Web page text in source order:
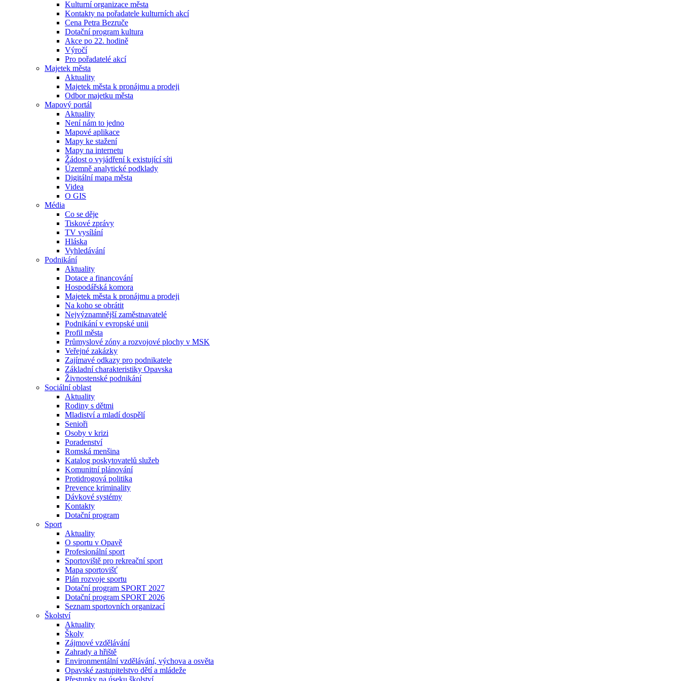
Kulturní organizace města
Kontakty na pořadatele kulturních akcí
Cena Petra Bezruče
Dotační program kultura
Akce po 22. hodině
Výročí
Pro pořadatelé akcí
Majetek města
Aktuality
Majetek města k pronájmu a prodeji
Odbor majetku města
Mapový portál
Aktuality
Není nám to jedno
Mapové aplikace
Mapy ke stažení
Mapy na internetu
Žádost o vyjádření k existující síti
Územně analytické podklady
Digitální mapa města
Videa
O GIS
Média
Co se děje
Tiskové zprávy
TV vysílání
Hláska
Vyhledávání
Podnikání
Aktuality
Dotace a financování
Hospodářská komora
Majetek města k pronájmu a prodeji
Na koho se obrátit
Nejvýznamnější zaměstnavatelé
Podnikání v evropské unii
Profil města
Průmyslové zóny a rozvojové plochy v MSK
Veřejné zakázky
Zajímavé odkazy pro podnikatele
Základní charakteristiky Opavska
Živnostenské podnikání
Sociální oblast
Aktuality
Rodiny s dětmi
Mladiství a mladí dospělí
Senioři
Osoby v krizi
Poradenství
Romská menšina
Katalog poskytovatelů služeb
Komunitní plánování
Protidrogová politika
Prevence kriminality
Dávkové systémy
Kontakty
Dotační program
Sport
Aktuality
O sportu v Opavě
Profesionální sport
Sportoviště pro rekreační sport
Mapa sportovišť
Plán rozvoje sportu
Dotační program SPORT 2027
Dotační program SPORT 2026
Seznam sportovních organizací
Školství
Aktuality
Školy
Zájmové vzdělávání
Zahrady a hřiště
Environmentální vzdělávání, výchova a osvěta
Opavské zastupitelstvo dětí a mládeže